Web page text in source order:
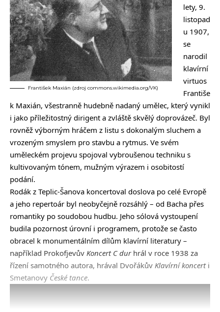
František Maxián (zdroj commons.wikimedia.org/VK)
lety, 9.
listopad
u 1907,
se
narodil
klavírní
virtuos
Františe
k Maxián, všestranně hudebně nadaný umělec, který vynikl
i jako příležitostný dirigent a zvláště skvělý doprovázeč. Byl
rovněž výborným hráčem z listu s dokonalým sluchem a
vrozeným smyslem pro stavbu a rytmus. Ve svém
uměleckém projevu spojoval vybroušenou techniku s
kultivovaným tónem, mužným výrazem i osobitostí
podání.
Rodák z Teplic-Šanova koncertoval doslova po celé Evropě
a jeho repertoár byl neobyčejně rozsáhlý – od Bacha přes
romantiky po soudobou hudbu. Jeho sólová vystoupení
budila pozornost úrovní i programem, protože se často
obracel k monumentálním dílům klavírní literatury –
například Prokofjevův Koncert C durhrál v roce 1938 za
řízení samotného autora, hrával Dvořákův Klavírní koncerti
Smetanovy České tance.